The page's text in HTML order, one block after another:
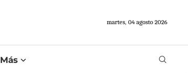
martes, 04 agosto 2026
Más